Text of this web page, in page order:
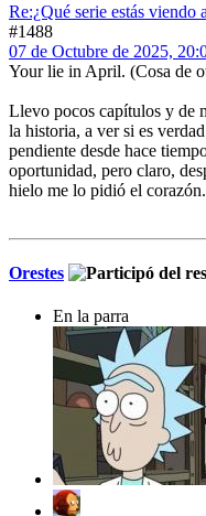
Re:¿Qué serie estás viendo
#1488
07 de Octubre de 2025,
Your lie in April. (Cosa de
Llevo pocos capítulos y de
la historia, a ver si es
pendiente desde hace
oportunidad, pero claro,
hielo me lo pidió el corazón.
Orestes
En la parra